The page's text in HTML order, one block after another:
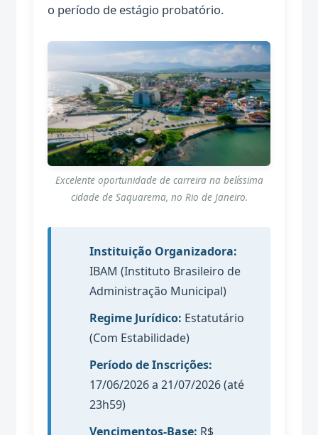
o período de estágio probatório.
Excelente oportunidade de carreira na belíssima
cidade de Saquarema, no Rio de Janeiro.
Instituição Organizadora:
IBAM (Instituto Brasileiro de
Administração Municipal)
Regime Jurídico: Estatutário
(Com Estabilidade)
Período de Inscrições:
17/06/2026 a 21/07/2026 (até
23h59)
Vencimentos-Base: R$